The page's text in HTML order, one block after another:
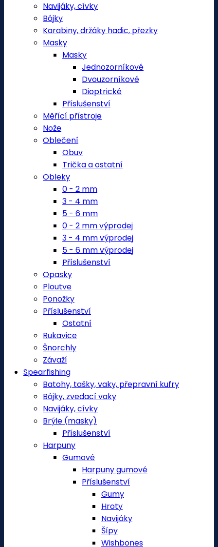
Navijáky, cívky
Bójky
Karabiny, držáky hadic, přezky
Masky
Masky
Jednozorníkové
Dvouzorníkové
Dioptrické
Příslušenství
Měřící přístroje
Nože
Oblečení
Obuv
Trička a ostatní
Obleky
0 - 2 mm
3 - 4 mm
5 - 6 mm
0 - 2 mm výprodej
3 - 4 mm výprodej
5 - 6 mm výprodej
Příslušenství
Opasky
Ploutve
Ponožky
Příslušenství
Ostatní
Rukavice
Šnorchly
Závaží
Spearfishing
Batohy, tašky, vaky, přepravní kufry
Bójky, zvedací vaky
Navijáky, cívky
Brýle (masky)
Příslušenství
Harpuny
Gumové
Harpuny gumové
Příslušenství
Gumy
Hroty
Navijáky
Šípy
Wishbones